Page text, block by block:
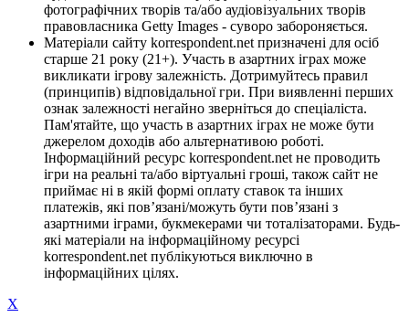
фотографічних творів та/або аудіовізуальних творів
правовласника Getty Images - суворо забороняється.
Матеріали сайту korrespondent.net призначені для осіб
старше 21 року (21+). Участь в азартних іграх може
викликати ігрову залежність. Дотримуйтесь правил
(принципів) відповідальної гри. При виявленні перших
ознак залежності негайно зверніться до спеціаліста.
Пам'ятайте, що участь в азартних іграх не може бути
джерелом доходів або альтернативою роботі.
Інформаційний ресурс korrespondent.net не проводить
ігри на реальні та/або віртуальні гроші, також сайт не
приймає ні в якій формі оплату ставок та інших
платежів, які пов’язані/можуть бути пов’язані з
азартними іграми, букмекерами чи тоталізаторами. Будь-
які матеріали на інформаційному ресурсі
korrespondent.net публікуються виключно в
інформаційних цілях.
X